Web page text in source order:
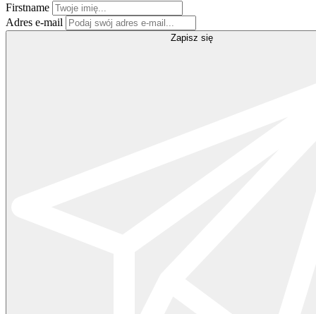
Firstname
Adres e-mail
Zapisz się